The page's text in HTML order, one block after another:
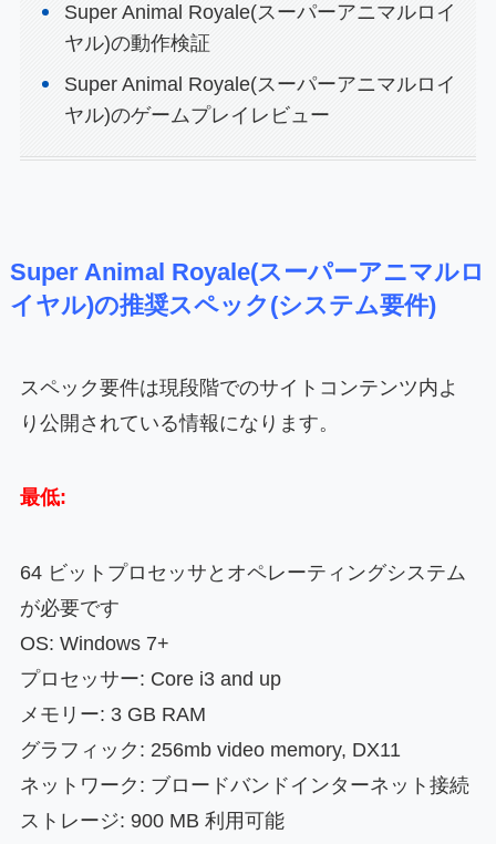
Super Animal Royale(スーパーアニマルロイ
ヤル)の動作検証
Super Animal Royale(スーパーアニマルロイ
ヤル)のゲームプレイレビュー
Super Animal Royale(スーパーアニマルロ
イヤル)の推奨スペック(システム要件)
スペック要件は現段階でのサイトコンテンツ内よ
り公開されている情報になります。
最低:
64 ビットプロセッサとオペレーティングシステム
が必要です
OS: Windows 7+
プロセッサー: Core i3 and up
メモリー: 3 GB RAM
グラフィック: 256mb video memory, DX11
ネットワーク: ブロードバンドインターネット接続
ストレージ: 900 MB 利用可能